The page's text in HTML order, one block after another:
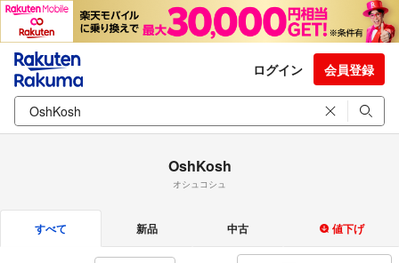
ログイン 会員登録
OshKosh
オシュコシュ
すべて 新品 中古 値下げ